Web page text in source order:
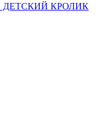
ДЕТСКИЙ КРОЛИК